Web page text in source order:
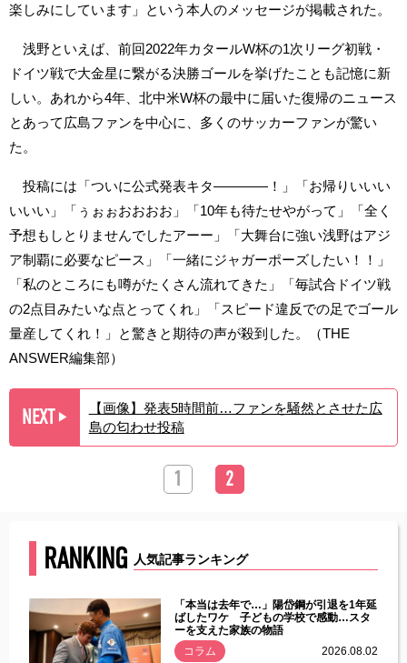
楽しみにしています」という本人のメッセージが掲載された。
浅野といえば、前回2022年カタールW杯の1次リーグ初戦・
ドイツ戦で大金星に繋がる決勝ゴールを挙げたことも記憶に新
しい。あれから4年、北中米W杯の最中に届いた復帰のニュース
とあって広島ファンを中心に、多くのサッカーファンが驚い
た。
投稿には「ついに公式発表キタ――――！」「お帰りいいい
いいい」「ぅぉぉおおおお」「10年も待たせやがって」「全く
予想もしとりませんでしたアーー」「大舞台に強い浅野はアジ
ア制覇に必要なピース」「一緒にジャガーポーズしたい！！」
「私のところにも噂がたくさん流れてきた」「毎試合ドイツ戦
の2点目みたいな点とってくれ」「スピード違反での足でゴール
量産してくれ！」と驚きと期待の声が殺到した。（THE
ANSWER編集部）
NEXT ▶︎
【画像】発表5時間前…ファンを騒然とさせた広
島の匂わせ投稿
1 2
RANKING 人気記事ランキング
「本当は去年で…」陽岱鋼が引退を1年延
ばしたワケ 子どもの学校で感動…スタ
ーを支えた家族の物語
コラム
2026.08.02